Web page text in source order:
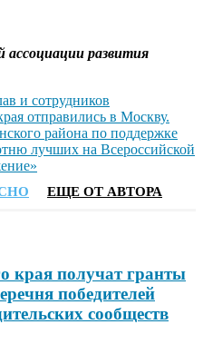
ассоциации развития
и сотрудников
отправились в Москву.
района по поддержке
лучших на Всероссийской
ЕЩЕ ОТ АВТОРА
края получат гранты
победителей
сообществ